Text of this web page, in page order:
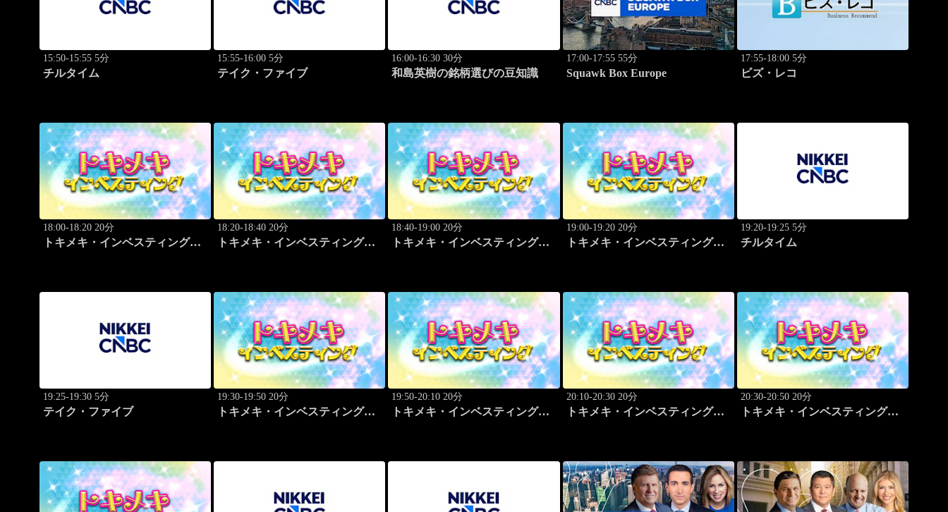
15:50-15:55 5分
チルタイム
15:55-16:00 5分
テイク・ファイブ
16:00-16:30 30分
和島英樹の銘柄選びの豆知識
17:00-17:55 55分
Squawk Box Europe
17:55-18:00 5分
ビズ・レコ
18:00-18:20 20分
トキメキ・インベスティング・
18:20-18:40 20分
トキメキ・インベスティング・
18:40-19:00 20分
トキメキ・インベスティング・
19:00-19:20 20分
トキメキ・インベスティング・
19:20-19:25 5分
チルタイム
19:25-19:30 5分
テイク・ファイブ
19:30-19:50 20分
トキメキ・インベスティング・
19:50-20:10 20分
トキメキ・インベスティング・
20:10-20:30 20分
トキメキ・インベスティング・
20:30-20:50 20分
トキメキ・インベスティング・